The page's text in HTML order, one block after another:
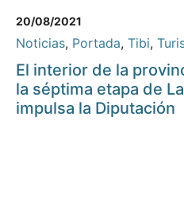
20/08/2021
Noticias, Portada, Tibi,
El interior de la
la séptima etapa de
impulsa la Diputación